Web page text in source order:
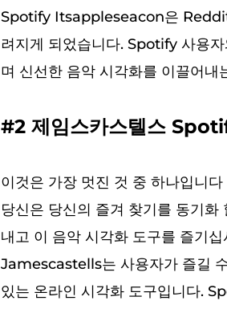
Spotify Itsappleseacon은
려지게 되었습니다. Spotify 사용
며 신선한 음악 시각화를 이끌어
#2 제임스카스텔스
이것은 가장 멋진 것 중 하나입니
당신은 당신의 즐겨 찾기를 동기
내고 이 음악 시각화 도구를 즐기
Jamescastells는 사용자가 즐길
있는 온라인 시각화 도구입니다.